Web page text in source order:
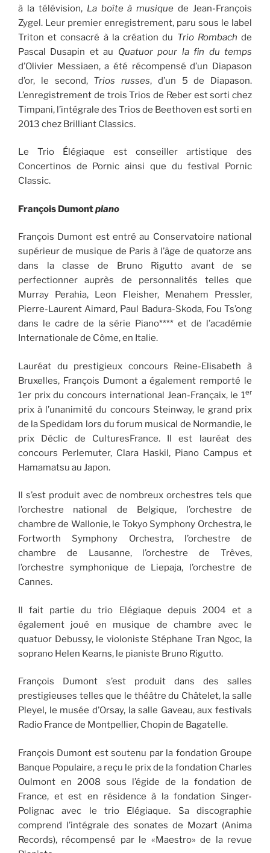
à la télévision, La boîte à musiquede Jean-François
Zygel. Leur premier enregistrement, paru sous le label
Triton et consacré à la création du Trio Rombach de
Pascal Dusapin et au Quatuor pour la fin du temps
d’Olivier Messiaen, a été récompensé d’un Diapason
d’or, le second, Trios russes, d’un 5 de Diapason.
L’enregistrement de trois Trios de Reber est sorti chez
Timpani, l’intégrale des Trios de Beethoven est sorti en
2013 chez Brilliant Classics.
Le Trio Élégiaque est conseiller artistique des
Concertinos de Pornic ainsi que du festival Pornic
Classic.
François Dumontpiano
François Dumont est entré au Conservatoire national
supérieur de musique de Paris à l’âge de quatorze ans
dans la classe de Bruno Rigutto avant de se
perfectionner auprès de personnalités telles que
Murray Perahia, Leon Fleisher, Menahem Pressler,
Pierre-Laurent Aimard, Paul Badura-Skoda, Fou Ts’ong
dans le cadre de la série Piano**** et de l’académie
Internationale de Côme, en Italie.
Lauréat du prestigieux concours Reine-Elisabeth à
Bruxelles, François Dumont a également remporté le
1er prix du concours international Jean-Françaix, le 1er
prix à l’unanimité du concours Steinway, le grand prix
de la Spedidam lors du forum musical de Normandie, le
prix Déclic de CulturesFrance. Il est lauréat des
concours Perlemuter, Clara Haskil, Piano Campus et
Hamamatsu au Japon.
Il s’est produit avec de nombreux orchestres tels que
l’orchestre national de Belgique, l’orchestre de
chambre de Wallonie, le Tokyo Symphony Orchestra, le
Fortworth Symphony Orchestra, l’orchestre de
chambre de Lausanne, l’orchestre de Trêves,
l’orchestre symphonique de Liepaja, l’orchestre de
Cannes.
Il fait partie du trio Elégiaque depuis 2004 et a
également joué en musique de chambre avec le
quatuor Debussy, le violoniste Stéphane Tran Ngoc, la
soprano Helen Kearns, le pianiste Bruno Rigutto.
François Dumont s’est produit dans des salles
prestigieuses telles que le théâtre du Châtelet, la salle
Pleyel, le musée d’Orsay, la salle Gaveau, aux festivals
Radio France de Montpellier, Chopin de Bagatelle.
François Dumont est soutenu par la fondation Groupe
Banque Populaire, a reçu le prix de la fondation Charles
Oulmont en 2008 sous l’égide de la fondation de
France, et est en résidence à la fondation Singer-
Polignac avec le trio Elégiaque. Sa discographie
comprend l’intégrale des sonates de Mozart (Anima
Records), récompensé par le «Maestro» de la revue